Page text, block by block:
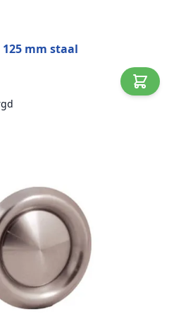
mm staal